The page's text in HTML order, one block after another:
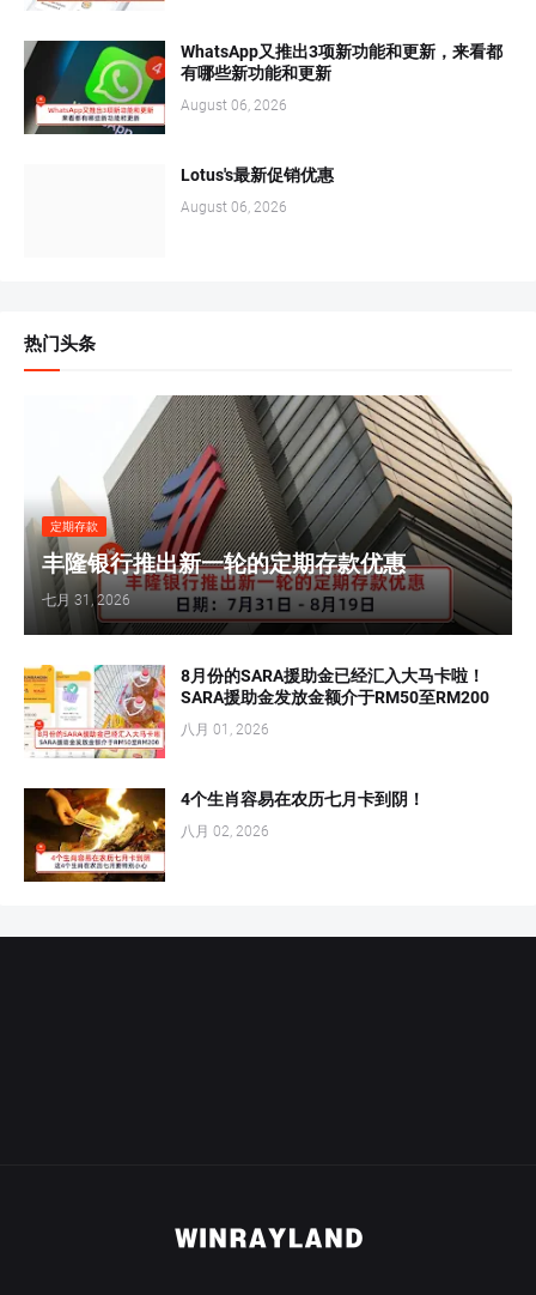
WhatsApp又推出3项新功能和更新，来看都
有哪些新功能和更新
August 06, 2026
Lotus's最新促销优惠
August 06, 2026
热门头条
定期存款
丰隆银行推出新一轮的定期存款优惠
七月 31, 2026
8月份的SARA援助金已经汇入大马卡啦！
SARA援助金发放金额介于RM50至RM200
八月 01, 2026
4个生肖容易在农历七月卡到阴！
八月 02, 2026